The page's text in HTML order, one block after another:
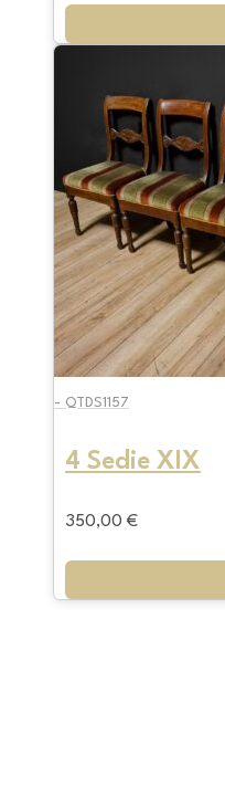
- QTDS1157
4 Sedie XIX
350,00 €